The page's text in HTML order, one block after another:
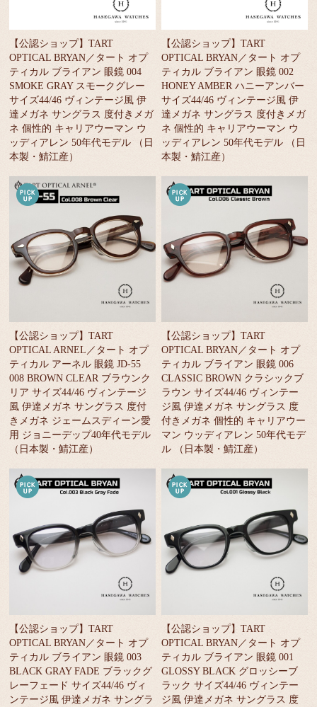
【公認ショップ】TART
OPTICAL BRYAN／タート オプ
ティカル ブライアン 眼鏡 004
SMOKE GRAY スモークグレー
サイズ44/46 ヴィンテージ風 伊
達メガネ サングラス 度付きメガ
ネ 個性的 キャリアウーマン ウ
ッディアレン 50年代モデル （日
本製・鯖江産）
【公認ショップ】TART
OPTICAL BRYAN／タート オプ
ティカル ブライアン 眼鏡 002
HONEY AMBER ハニーアンバー
サイズ44/46 ヴィンテージ風 伊
達メガネ サングラス 度付きメガ
ネ 個性的 キャリアウーマン ウ
ッディアレン 50年代モデル （日
本製・鯖江産）
【公認ショップ】TART
OPTICAL ARNEL／タート オプ
ティカル アーネル 眼鏡 JD-55
008 BROWN CLEAR ブラウンク
リア サイズ44/46 ヴィンテージ
風 伊達メガネ サングラス 度付
きメガネ ジェームスディーン愛
用 ジョニーデップ40年代モデル
（日本製・鯖江産）
【公認ショップ】TART
OPTICAL BRYAN／タート オプ
ティカル ブライアン 眼鏡 006
CLASSIC BROWN クラシックブ
ラウン サイズ44/46 ヴィンテー
ジ風 伊達メガネ サングラス 度
付きメガネ 個性的 キャリアウー
マン ウッディアレン 50年代モデ
ル （日本製・鯖江産）
【公認ショップ】TART
OPTICAL BRYAN／タート オプ
ティカル ブライアン 眼鏡 003
BLACK GRAY FADE ブラックグ
レーフェード サイズ44/46 ヴィ
ンテージ風 伊達メガネ サングラ
【公認ショップ】TART
OPTICAL BRYAN／タート オプ
ティカル ブライアン 眼鏡 001
GLOSSY BLACK グロッシーブ
ラック サイズ44/46 ヴィンテー
ジ風 伊達メガネ サングラス 度